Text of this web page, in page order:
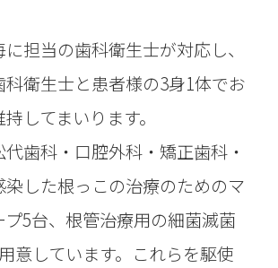
担当の歯科衛生士が対応し、
衛生士と患者様の3身1体でお
してまいります。
歯科・口腔外科・矯正歯科・
した根っこの治療のためのマ
プ5台、根管治療用の細菌滅菌
意しています。これらを駆使